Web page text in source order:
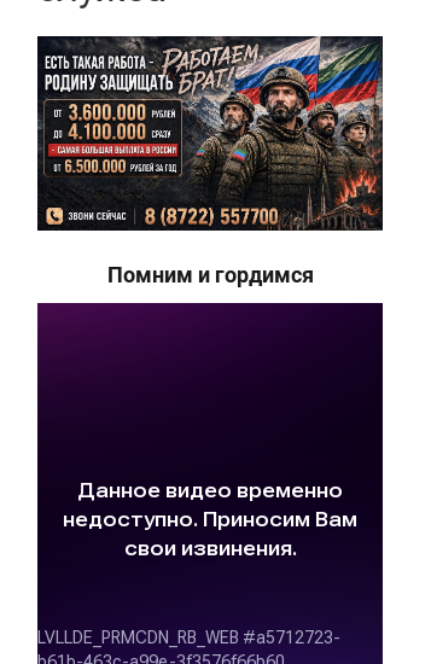
Помним и гордимся